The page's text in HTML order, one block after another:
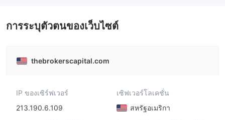
การระบุตัวตนของเว็บไซต์
thebrokerscapital.com
IP ของเซิร์ฟเวอร์
213.190.6.109
เซิฟเวอร์โลเคชั่น
สหรัฐอเมริกา